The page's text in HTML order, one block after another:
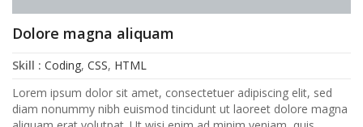
Dolore magna aliquam
Skill : Coding, CSS, HTML
Lorem ipsum dolor sit amet, consectetuer adipiscing elit, sed
diam nonummy nibh euismod tincidunt ut laoreet dolore magna